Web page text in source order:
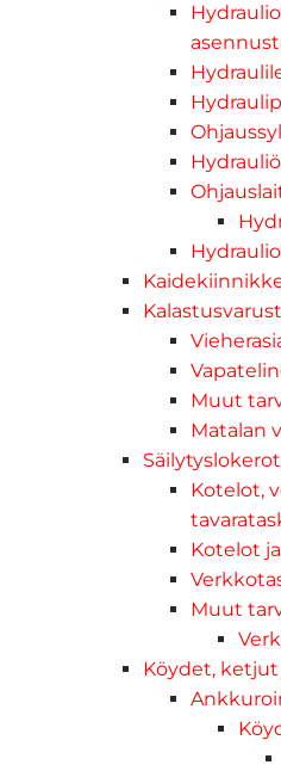
Muut
Matalan
Kotelot,
Kotelot
Muut
Köydet,